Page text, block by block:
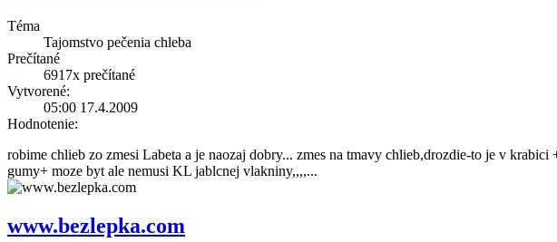
Téma
Tajomstvo pečenia chleba
Prečítané
6917x prečítané
Vytvorené:
05:00 17.4.2009
Hodnotenie:
robime chlieb zo zmesi Labeta a je naozaj dobry... zmes na tmavy chlieb,drozdie-to je v
gumy+ moze byt ale nemusi KL jablcnej vlakniny,,,,...
www.bezlepka.com